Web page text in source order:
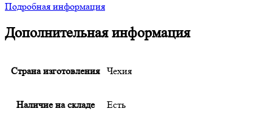
Подробная информация
Дополнительная информация
Страна изготовления Чехия
Наличие на складе Есть